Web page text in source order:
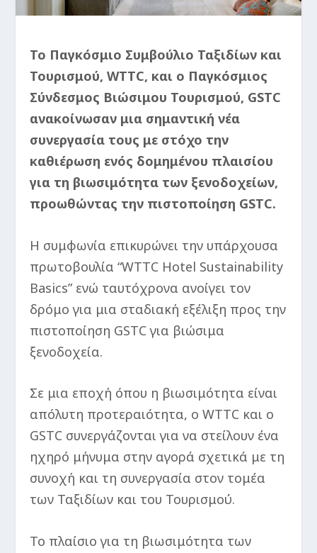
Το Παγκόσμιο Συμβούλιο Ταξιδίων και
Τουρισμού, WTTC, και ο Παγκόσμιος
Σύνδεσμος Βιώσιμου Τουρισμού, GSTC
ανακοίνωσαν μια σημαντική νέα
συνεργασία τους με στόχο την
καθιέρωση ενός δομημένου πλαισίου
για τη βιωσιμότητα των ξενοδοχείων,
προωθώντας την πιστοποίηση GSTC.
Η συμφωνία επικυρώνει την υπάρχουσα
πρωτοβουλία “WTTC Hotel Sustainability
Basics” ενώ ταυτόχρονα ανοίγει τον
δρόμο για μια σταδιακή εξέλιξη προς την
πιστοποίηση GSTC για βιώσιμα
ξενοδοχεία.
Σε μια εποχή όπου η βιωσιμότητα είναι
απόλυτη προτεραιότητα, ο WTTC και ο
GSTC συνεργάζονται για να στείλουν ένα
ηχηρό μήνυμα στην αγορά σχετικά με τη
συνοχή και τη συνεργασία στον τομέα
των Ταξιδίων και του Τουρισμού.
Το πλαίσιο για τη βιωσιμότητα των